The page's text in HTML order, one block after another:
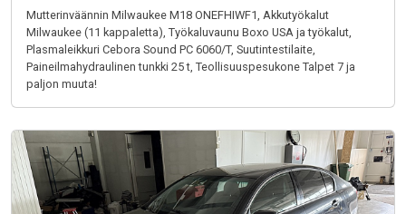
Mutterinväännin Milwaukee M18 ONEFHIWF1, Akkutyökalut
Milwaukee (11 kappaletta), Työkaluvaunu Boxo USA ja työkalut,
Plasmaleikkuri Cebora Sound PC 6060/T, Suutintestilaite,
Paineilmahydraulinen tunkki 25 t, Teollisuuspesukone Talpet 7 ja
paljon muuta!